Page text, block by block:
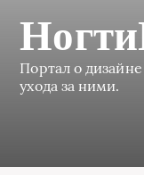
Портал о
ухода за ними.